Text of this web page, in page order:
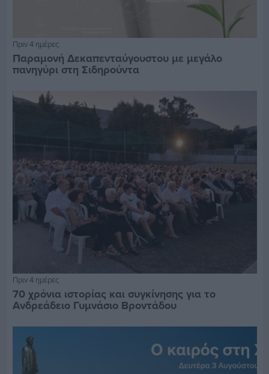
Πριν 4 ημέρες
Παραμονή Δεκαπενταύγουστου με μεγάλο
πανηγύρι στη Σιδηρούντα
Πριν 4 ημέρες
70 χρόνια ιστορίας και συγκίνησης για το
Ανδρεάδειο Γυμνάσιο Βροντάδου